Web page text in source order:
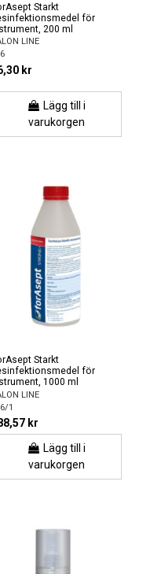
Starkt
för
200 ml
LINE
kr
Lägg till i
varukorgen
Starkt
för
1000 ml
LINE
1
kr
Lägg till i
varukorgen